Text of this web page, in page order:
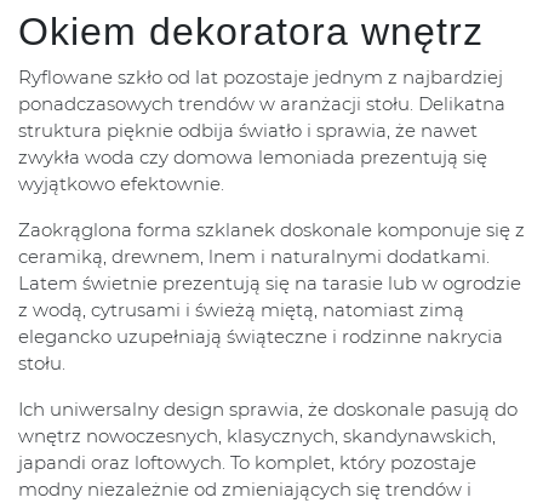
Okiem dekoratora wnętrz
Ryflowane szkło od lat pozostaje jednym z najbardziej
ponadczasowych trendów w aranżacji stołu. Delikatna
struktura pięknie odbija światło i sprawia, że nawet
zwykła woda czy domowa lemoniada prezentują się
wyjątkowo efektownie.
Zaokrąglona forma szklanek doskonale komponuje się z
ceramiką, drewnem, lnem i naturalnymi dodatkami.
Latem świetnie prezentują się na tarasie lub w ogrodzie
z wodą, cytrusami i świeżą miętą, natomiast zimą
elegancko uzupełniają świąteczne i rodzinne nakrycia
stołu.
Ich uniwersalny design sprawia, że doskonale pasują do
wnętrz nowoczesnych, klasycznych, skandynawskich,
japandi oraz loftowych. To komplet, który pozostaje
modny niezależnie od zmieniających się trendów i